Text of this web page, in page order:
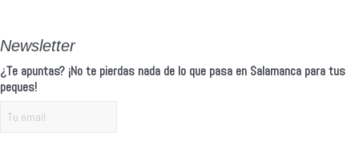
Newsletter
¿Te apuntas? ¡No te pierdas nada de lo que pasa en Salamanca para tus
peques!